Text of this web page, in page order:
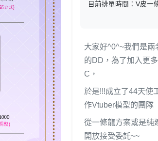
目前排單時間：V皮一
大家好^0^~我們是兩
的DD，為了加入更
C，
於是!!!成立了44天使
作Vtuber模型的團隊
從一條龍方案或是純
開放接受委託~~